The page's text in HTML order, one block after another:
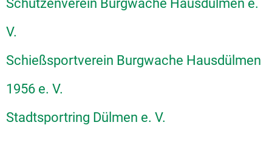
Schützenverein Burgwache Hausdülmen e.
V.
Schießsportverein Burgwache Hausdülmen
1956 e. V.
Stadtsportring Dülmen e. V.